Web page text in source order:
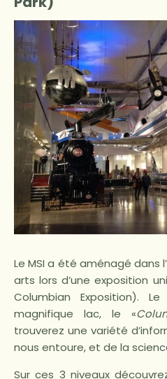
Le MSI a été aménagé dans
arts lors d’une exposition
Columbian Exposition).
magnifique lac, le «
trouverez une variété
nous entoure, et de la
Sur ces 3 niveaux